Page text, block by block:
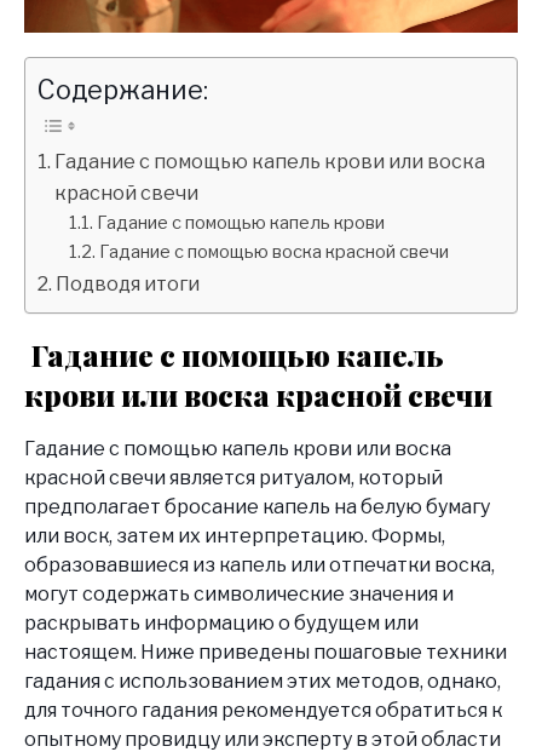
Содержание:
Гадание с помощью капель крови или воска
красной свечи
Гадание с помощью капель крови
Гадание с помощью воска красной свечи
Подводя итоги
Гадание с помощью капель
крови или воска красной свечи
Гадание с помощью капель крови или воска
красной свечи является ритуалом, который
предполагает бросание капель на белую бумагу
или воск, затем их интерпретацию. Формы,
образовавшиеся из капель или отпечатки воска,
могут содержать символические значения и
раскрывать информацию о будущем или
настоящем. Ниже приведены пошаговые техники
гадания с использованием этих методов, однако,
для точного гадания рекомендуется обратиться к
опытному провидцу или эксперту в этой области